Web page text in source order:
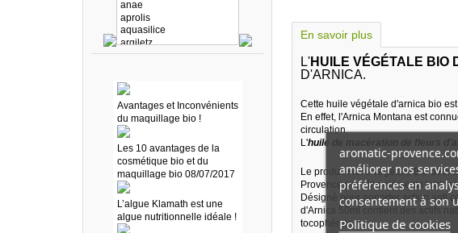
Avantages et Inconvénients
du maquillage bio !
Les 10 avantages de la
cosmétique bio et du
maquillage bio 08/07/2017
L’algue Klamath est une
algue nutritionnelle idéale !
En savoir plus
L'HUILE VÉGÉTALE BIO
D'ARNICA.
Cette huile végétale d'arnica bio
En effet, l'Arnica Montana est
circulation.
L'huile de macération de fleurs
Le produit Huile végétale Bio
Provence pour les éléments
Désigné pour apporter action anti
d'Arnica 50ml contient des actifs
tocophérols.
aromatic-
améliorer nos
préférences en
consentement à son
Politique de cookies